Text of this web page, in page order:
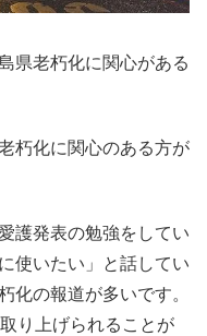
県老朽化に関心がある
朽化に関心のある方が
護発表の勉強をしてい
使いたい」と話してい
化の報道が多いです。
り上げられることが